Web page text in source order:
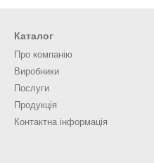
Каталог
Про компанію
Виробники
Послуги
Продукція
Контактна інформація